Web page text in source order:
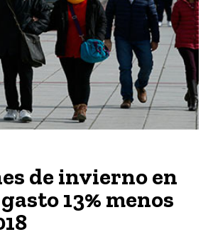
de invierno en
13% menos